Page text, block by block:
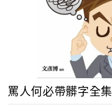
罵人何必帶髒字全集